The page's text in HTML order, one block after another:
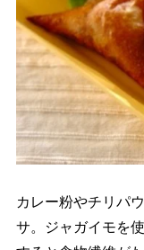
カレー粉やチリパ
サ。ジャガイモを